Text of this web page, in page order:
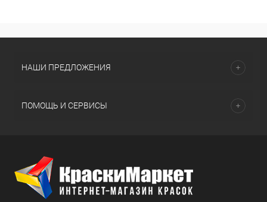
НАШИ ПРЕДЛОЖЕНИЯ
ПОМОЩЬ И СЕРВИСЫ